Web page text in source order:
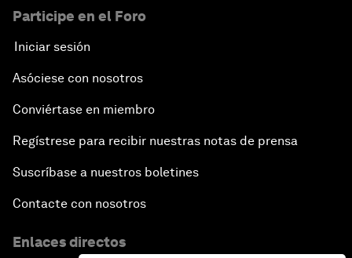
Participe en el Foro
Iniciar sesión
Asóciese con nosotros
Conviértase en miembro
Regístrese para recibir nuestras notas de prensa
Suscríbase a nuestros boletines
Contacte con nosotros
Enlaces directos